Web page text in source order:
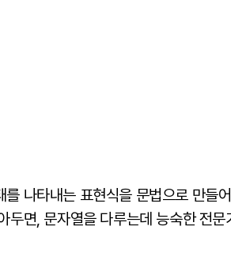
를 나타내는 표현식을 문법으로 만들
두면, 문자열을 다루는데 능숙한전문